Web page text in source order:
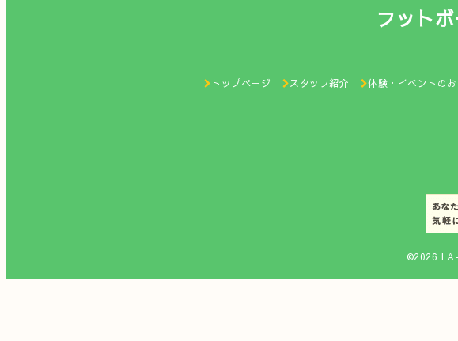
フット
トップページ スタッフ紹介 体験・イベントの
©2026